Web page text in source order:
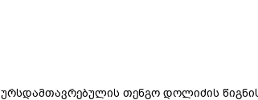
თენგო დოლიძის